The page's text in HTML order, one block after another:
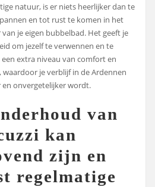
natuur, is er niets heerlijker dan te
en tot rust te komen in het
je eigen bubbelbad. Het geeft je
om jezelf te verwennen en te
extra niveau van comfort en
je verblijf in de Ardennen
en onvergetelijker wordt.
van
kan
zijn en
regelmatige